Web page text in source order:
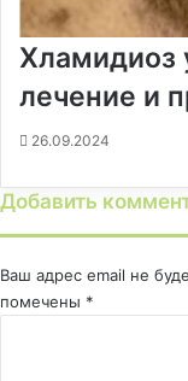
Хламидиоз
лечение и
26.09.2024
Добавить
Ваш адрес email не
помечены *